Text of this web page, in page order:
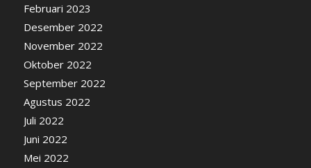
Februari 2023
Desember 2022
November 2022
Oktober 2022
September 2022
Agustus 2022
Juli 2022
Juni 2022
Mei 2022